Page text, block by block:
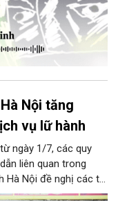
Nội tăng
vụ lữ hành
ngày 1/7, các quy
liên quan trong
Hà Nội đề nghị các tổ
vụ lữ hành trên địa